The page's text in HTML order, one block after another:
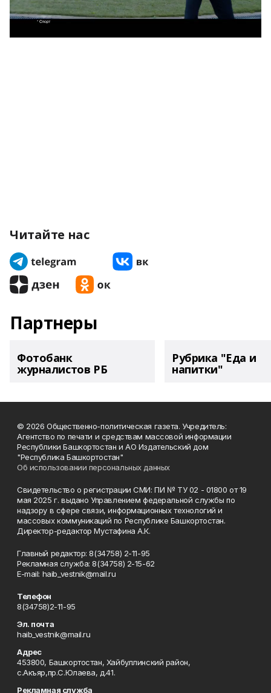
Читайте нас
Партнеры
Фотобанк
журналистов РБ
Рубрика "Еда и
напитки"
© 2026 Общественно-политическая газета. Учредитель:
Агентство по печати и средствам массовой информации
Республики Башкортостан и АО Издательский дом
"Республика Башкортостан"
Об использовании персональных данных
Свидетельство о регистрации СМИ: ПИ № ТУ 02 - 01800 от 19
мая 2025 г. выдано Управлением федеральной службы по
надзору в сфере связи, информационных технологий и
массовых коммуникаций по Республике Башкортостан.
Директор-редактор Мустафина А.К.
Главный редактор: 8(34758) 2-11-95
Рекламная служба: 8(34758) 2-15-62
Е-mаil: haib_vestnik@mail.ru
Телефон
8(34758)2-11-95
Эл. почта
haib_vestnik@mail.ru
Адрес
453800, Башкортостан, Хайбуллинский район,
с.Акъяр,пр.С.Юлаева, д.41.
Рекламная служба